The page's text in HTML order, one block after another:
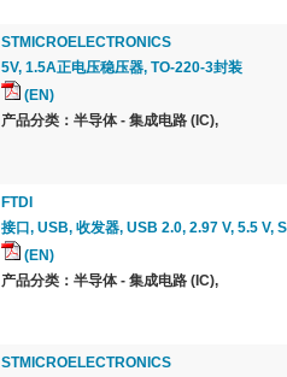
STMICROELECTRONICS
5V, 1.5A正电压稳压器, TO-220-3封装
(EN)
产品分类：半导体 - 集成电路 (IC),
FTDI
接口, USB, 收发器, USB 2.0, 2.97 V, 5.5 V,
(EN)
产品分类：半导体 - 集成电路 (IC),
STMICROELECTRONICS